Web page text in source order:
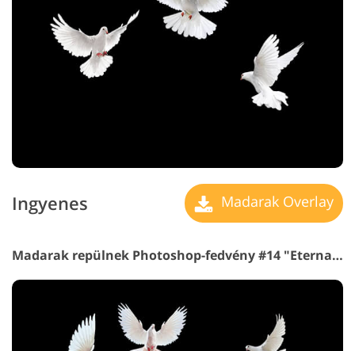
Ingyenes Madarak Overlay
Madarak repülnek Photoshop-fedvény #14 "Eternal Happiness"